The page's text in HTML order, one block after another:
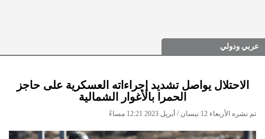
عربي ودولي
الاحتلال يواصل تشديد إجراءاته العسكرية على حاجز
الحمرا بالأغوار الشمالية
تم نشره الأربعاء 12 نيسان / أبريل 2023 12:21 مساءً